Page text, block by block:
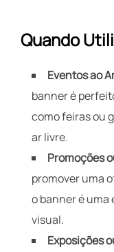
Quando
Eventos ao
banner é
como feiras ou
ar livre.
Promoções
promover uma
o banner é
visual.
Exposições